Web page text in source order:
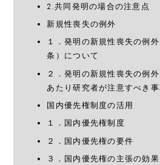
2.共同発明の場合の注意点
新規性喪失の例外
１．発明の新規性喪失の例
条）について
２．発明の新規性喪失の例
あたり研究者が注意すべき
国内優先権制度の活用
１．国内優先権制度
２．国内優先権の要件
３．国内優先権の主張の効果